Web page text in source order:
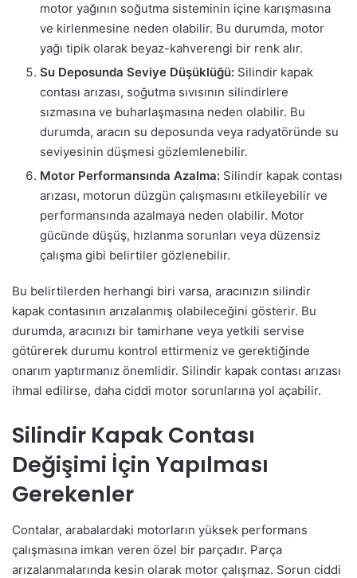
motor yağının soğutma sisteminin içine karışmasına
ve kirlenmesine neden olabilir. Bu durumda, motor
yağı tipik olarak beyaz-kahverengi bir renk alır.
Su Deposunda Seviye Düşüklüğü: Silindir kapak
contası arızası, soğutma sıvısının silindirlere
sızmasına ve buharlaşmasına neden olabilir. Bu
durumda, aracın su deposunda veya radyatöründe su
seviyesinin düşmesi gözlemlenebilir.
Motor Performansında Azalma: Silindir kapak contası
arızası, motorun düzgün çalışmasını etkileyebilir ve
performansında azalmaya neden olabilir. Motor
gücünde düşüş, hızlanma sorunları veya düzensiz
çalışma gibi belirtiler gözlenebilir.
Bu belirtilerden herhangi biri varsa, aracınızın silindir
kapak contasının arızalanmış olabileceğini gösterir. Bu
durumda, aracınızı bir tamirhane veya yetkili servise
götürerek durumu kontrol ettirmeniz ve gerektiğinde
onarım yaptırmanız önemlidir. Silindir kapak contası arızası
ihmal edilirse, daha ciddi motor sorunlarına yol açabilir.
Silindir Kapak Contası
Değişimi İçin Yapılması
Gerekenler
Contalar, arabalardaki motorların yüksek performans
çalışmasına imkan veren özel bir parçadır. Parça
arızalanmalarında kesin olarak motor çalışmaz. Sorun ciddi